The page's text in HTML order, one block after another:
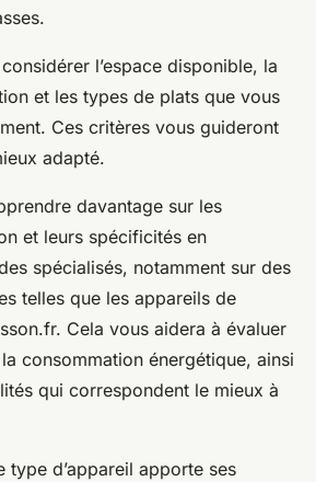
l’espace disponible, la
et les types de plats que vous
Ces critères vous guideront
adapté.
davantage sur les
et leurs spécificités en
spécialisés, notamment sur des
telles que les appareils de
Cela vous aidera à évaluer
consommation énergétique, ainsi
qui correspondent le mieux à
type d’appareil apporte ses